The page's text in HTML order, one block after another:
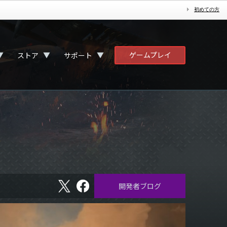
初めての方
ストア ▼ サポート ▼ ゲームプレイ
X フ
ェ
ス
ブ
開発者ブログ